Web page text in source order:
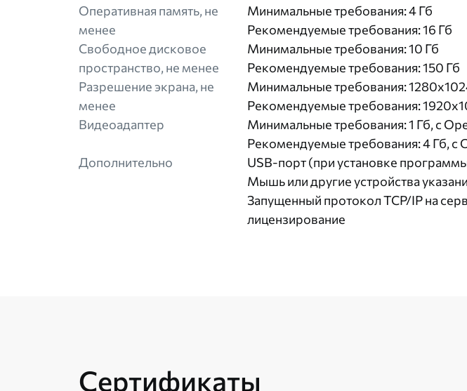
Оперативная память, не
менее
Минимальные требования: 4 Гб
Рекомендуемые требования: 16 Гб
Свободное дисковое
пространство, не менее
Минимальные требования: 10 Гб
Рекомендуемые требования: 150 Гб
Разрешение экрана, не
менее
Минимальные требования:
Рекомендуемые требования:
Видеоадаптер
Минимальные требования: 1 Гб, с
Рекомендуемые требования: 4 Гб, с
Дополнительно
USB-порт (при установке
Мышь или другие устройства
Запущенный протокол TCP/IP на
лицензирование
Сертификаты